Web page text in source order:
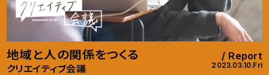
地域と人の関係をつくる
クリエイティブ会議
Report
2023.03.10.Fri